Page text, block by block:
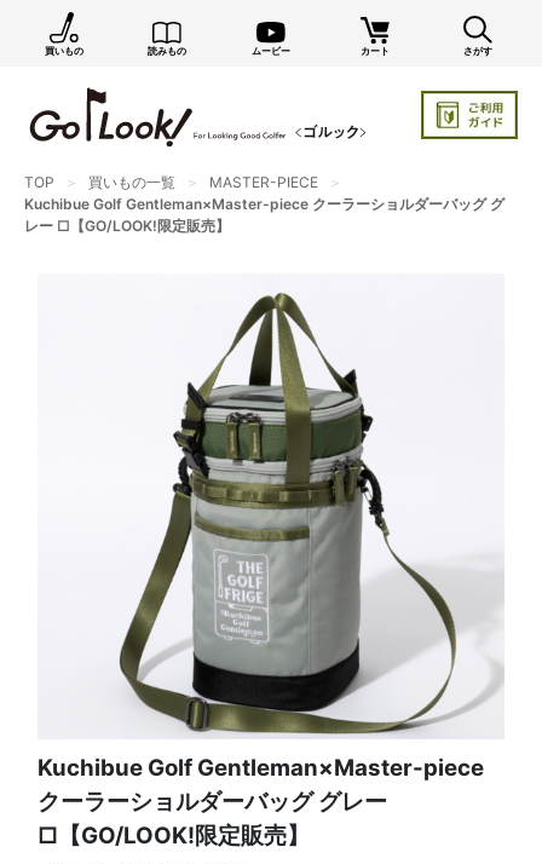
買いもの 読みもの ムービー カート さがす
TOP 買いもの一覧
MASTER-PIECE
Kuchibue Golf Gentleman×Master-piece クーラーショルダーバッグ グ
レー □【GO/LOOK!限定販売】
Kuchibue Golf Gentleman×Master-piece
クーラーショルダーバッグ グレー
□【GO/LOOK!限定販売】
×
GO/LOOK! からのお知らせ（受信設定）
新商品情報や編集部のオススメ、オトクな情報・買い
まだご登録でない方はぜひ！
店長ジャック厳選の新作商品情報をいち早くお届け（メルマガ）
カートに残っている商品のお知らせ（買い忘れ通知）
お知らせを受け取る
いつでもメール内のリンクから配信停止できます